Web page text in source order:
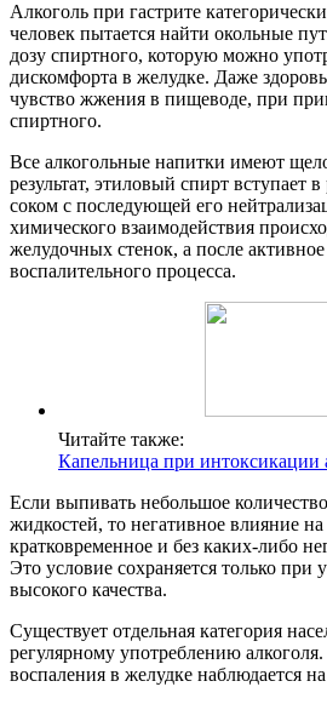
Алкоголь при гастрите
человек пытается найти окольные
дозу спиртного, которую можно
дискомфорта в желудке. Даже
чувство жжения в пищеводе, при
спиртного.
Все алкогольные напитки имеют
результат, этиловый спирт вступает
соком с последующей его
химического взаимодействия
желудочных стенок, а после активное
воспалительного процесса.
Читайте также:
Капельница при интоксикации
Если выпивать небольшое
жидкостей, то негативное влияние
кратковременное и без каких-либо
Это условие сохраняется только при
высокого качества.
Существует отдельная категория
регулярному употреблению
воспаления в желудке наблюдается